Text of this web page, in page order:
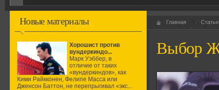
Новые материалы
Хорошист против
вундеркиндо...
Марк Уэббер, в
отличие от таких
«вундеркиндов», как
Кими Райкконен, Фелипе Масса или
Дженсон Баттон, не перепрыгивал «экс...
Главная
Выбор